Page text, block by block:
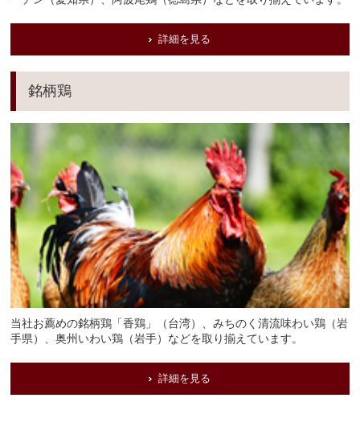
詳細を見る
銘柄鶏
当社お薦めの銘柄鶏「香鶏」（台湾）、みちのく清流味わい鶏（岩
手県）、奥州いわい鶏（岩手）などを取り揃えています。
詳細を見る